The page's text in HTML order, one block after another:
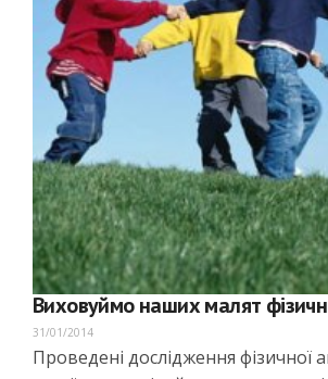
Виховуймо наших малят
31/01/2014
Проведені дослідження фізичної